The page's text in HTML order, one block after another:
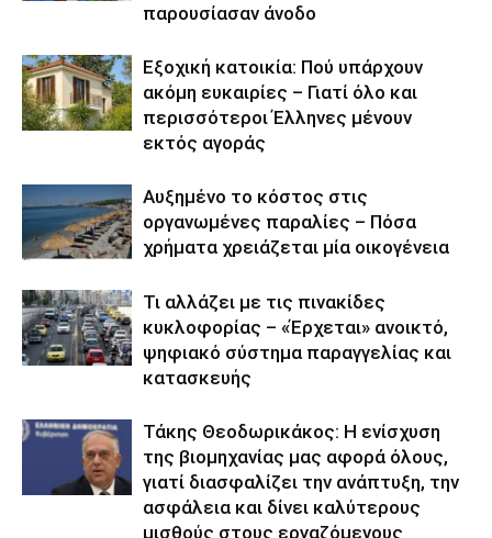
παρουσίασαν άνοδο
Εξοχική κατοικία: Πού υπάρχουν
ακόμη ευκαιρίες – Γιατί όλο και
περισσότεροι Έλληνες μένουν
εκτός αγοράς
Αυξημένο το κόστος στις
οργανωμένες παραλίες – Πόσα
χρήματα χρειάζεται μία οικογένεια
Τι αλλάζει με τις πινακίδες
κυκλοφορίας – «Έρχεται» ανοικτό,
ψηφιακό σύστημα παραγγελίας και
κατασκευής
Τάκης Θεοδωρικάκος: Η ενίσχυση
της βιομηχανίας μας αφορά όλους,
γιατί διασφαλίζει την ανάπτυξη, την
ασφάλεια και δίνει καλύτερους
μισθούς στους εργαζόμενους